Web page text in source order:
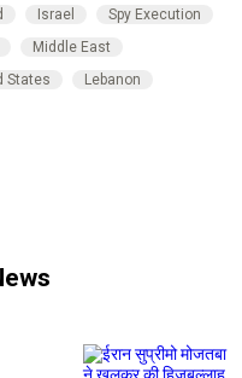
Israel
Spy Execution
Middle East
States
Lebanon